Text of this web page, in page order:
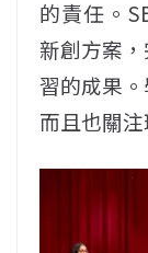
的責任。
新創方案
習的成果
而且也關